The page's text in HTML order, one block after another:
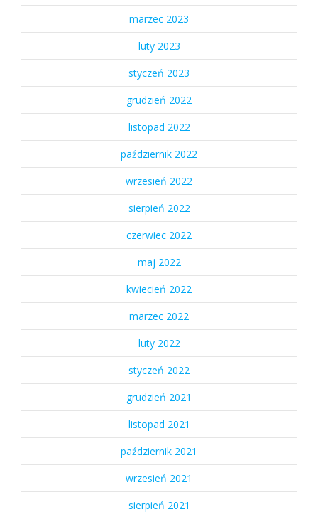
marzec 2023
luty 2023
styczeń 2023
grudzień 2022
listopad 2022
październik 2022
wrzesień 2022
sierpień 2022
czerwiec 2022
maj 2022
kwiecień 2022
marzec 2022
luty 2022
styczeń 2022
grudzień 2021
listopad 2021
październik 2021
wrzesień 2021
sierpień 2021